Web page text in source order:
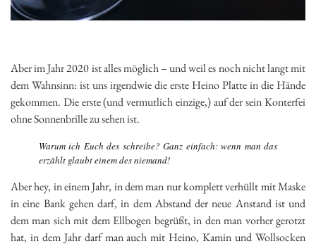
Aber im Jahr 2020 ist alles möglich – und weil es noch nicht langt mit
dem Wahnsinn: ist uns irgendwie die erste Heino Platte in die Hände
gekommen. Die erste (und vermutlich einzige,) auf der sein Konterfei
ohne Sonnenbrille zu sehen ist.
Warum ich Euch des schreibe? Ganz einfach: wenn man das
erzählt glaubt einem des niemand!
Aber hey, in einem Jahr, in dem man nur komplett verhüllt mit Maske
in eine Bank gehen darf, in dem Abstand der neue Anstand ist und
dem man sich mit dem Ellbogen begrüßt, in den man vorher gerotzt
hat, in dem Jahr darf man auch mit Heino, Kamin und Wollsocken